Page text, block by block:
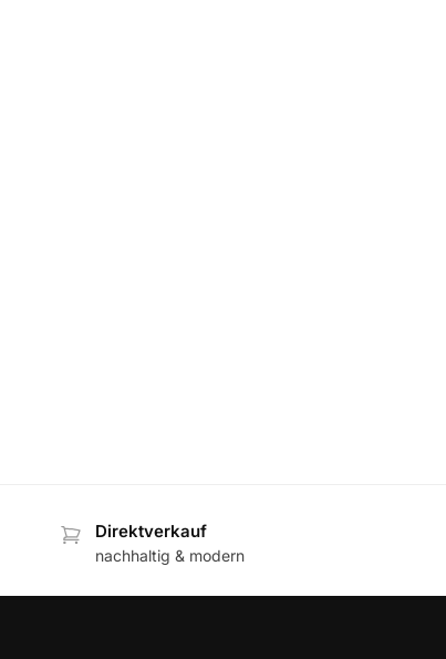
Direktverkauf
nachhaltig & modern